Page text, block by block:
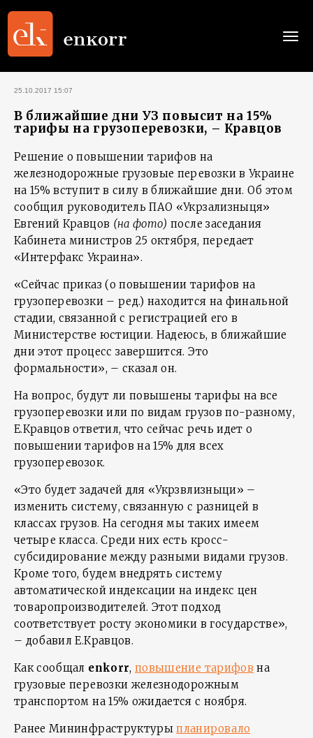
25.10.2017 15:07
В ближайшие дни УЗ повысит на 15%
тарифы на грузоперевозки, – Кравцов
Решение о повышении тарифов на
железнодорожные грузовые перевозки в Украине
на 15% вступит в силу в ближайшие дни. Об этом
сообщил руководитель ПАО «Укрзализныця»
Евгений Кравцов (на фото) после заседания
Кабинета министров 25 октября, передает
«Интерфакс Украина».
«Сейчас приказ (о повышении тарифов на
грузоперевозки – ред.) находится на финальной
стадии, связанной с регистрацией его в
Министерстве юстиции. Надеюсь, в ближайшие
дни этот процесс завершится. Это
формальности», – сказал он.
На вопрос, будут ли повышены тарифы на все
грузоперевозки или по видам грузов по-разному,
Е.Кравцов ответил, что сейчас речь идет о
повышении тарифов на 15% для всех
грузоперевозок.
«Это будет задачей для «Укрзвлизныци» –
изменить систему, связанную с разницей в
классах грузов. На сегодня мы таких имеем
четыре класса. Среди них есть кросс-
субсидирование между разными видами грузов.
Кроме того, будем внедрять систему
автоматической индексации на индекс цен
товаропроизводителей. Этот подход
соответствует росту экономики в государстве»,
– добавил Е.Кравцов.
Как сообщал enkorr,повышение тарифов на
грузовые перевозки железнодорожным
транспортом на 15% ожидается с ноября.
Ранее Мининфраструктурыпланировало